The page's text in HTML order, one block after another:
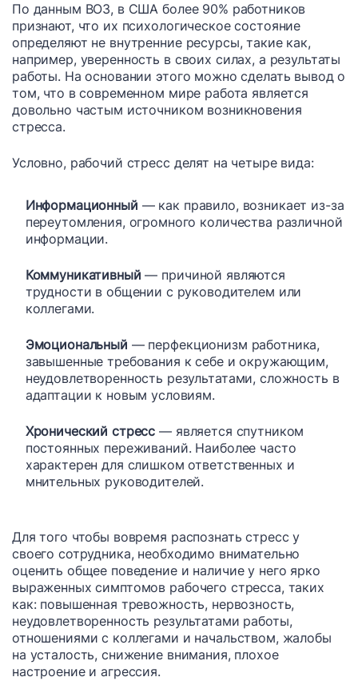
По данным ВОЗ, в США более 90% работников
признают, что их психологическое состояние
определяют не внутренние ресурсы, такие как,
например, уверенность в своих силах, а результаты
работы. На основании этого можно сделать вывод о
том, что в современном мире работа является
довольно частым источником возникновения
стресса.
Условно, рабочий стресс делят на четыре вида:
Информационный — как правило, возникает из-за
переутомления, огромного количества различной
информации.
Коммуникативный — причиной являются
трудности в общении с руководителем или
коллегами.
Эмоциональный — перфекционизм работника,
завышенные требования к себе и окружающим,
неудовлетворенность результатами, сложность в
адаптации к новым условиям.
Хронический стресс — является спутником
постоянных переживаний. Наиболее часто
характерен для слишком ответственных и
мнительных руководителей.
Для того чтобы вовремя распознать стресс у
своего сотрудника, необходимо внимательно
оценить общее поведение и наличие у него ярко
выраженных симптомов рабочего стресса, таких
как: повышенная тревожность, нервозность,
неудовлетворенность результатами работы,
отношениями с коллегами и начальством, жалобы
на усталость, снижение внимания, плохое
настроение и агрессия.